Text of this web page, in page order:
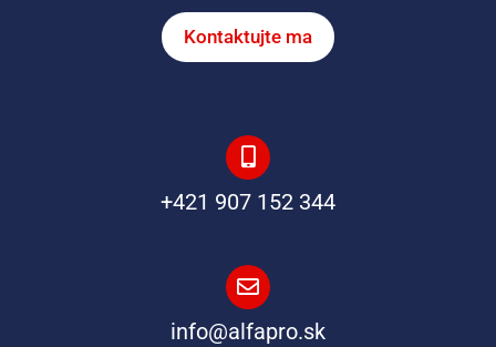
Kontaktujte ma
+421 907 152 344
info@alfapro.sk